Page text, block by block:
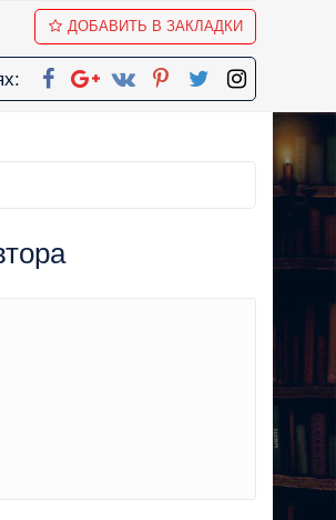
ДОБАВИТЬ В ЗАКЛАДКИ